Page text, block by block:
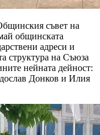
съвет на
общинската
адреси и
структура на Съюза
нейната дейност:
Донков и Илия